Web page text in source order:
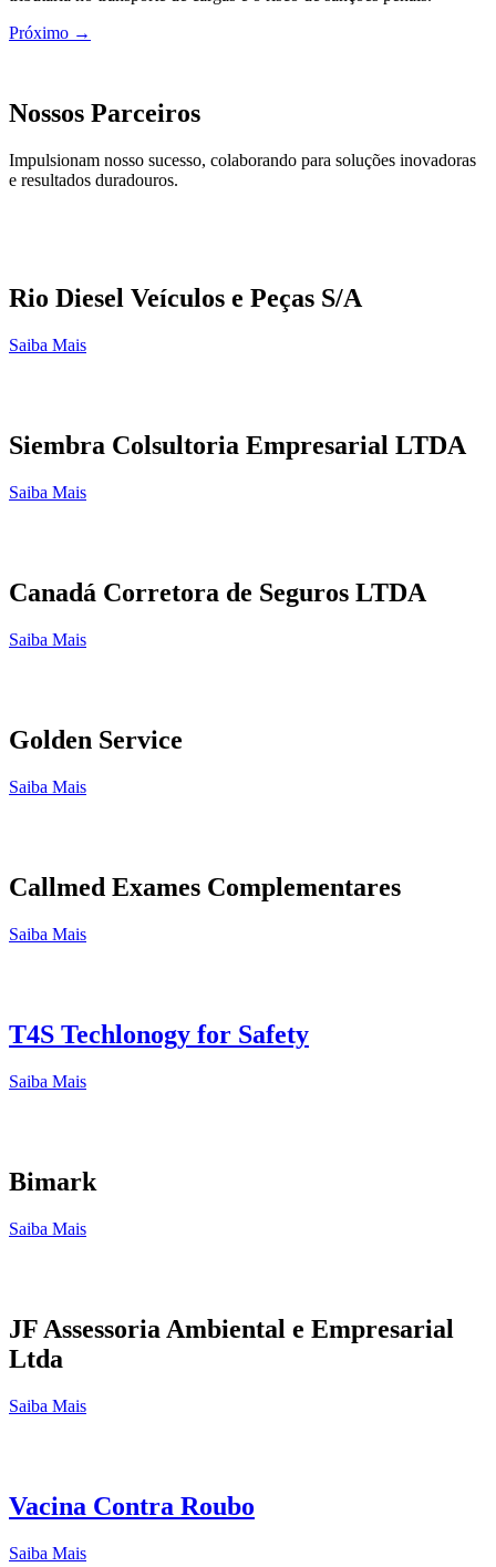
Próximo →
Nossos Parceiros
Impulsionam nosso sucesso, colaborando para soluções inovadoras
e resultados duradouros.
Rio Diesel Veículos e Peças S/A
Saiba Mais
Siembra Colsultoria Empresarial LTDA
Saiba Mais
Canadá Corretora de Seguros LTDA
Saiba Mais
Golden Service
Saiba Mais
Callmed Exames Complementares
Saiba Mais
T4S Techlonogy for Safety
Saiba Mais
Bimark
Saiba Mais
JF Assessoria Ambiental e Empresarial
Ltda
Saiba Mais
Vacina Contra Roubo
Saiba Mais